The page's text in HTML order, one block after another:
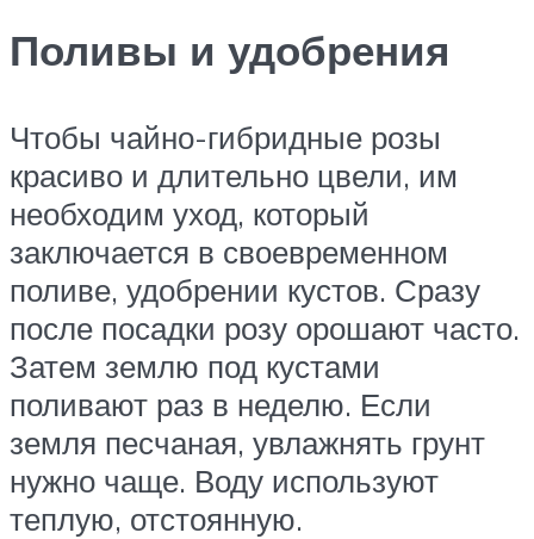
Поливы и удобрения
Чтобы чайно-гибридные розы
красиво и длительно цвели, им
необходим уход, который
заключается в своевременном
поливе, удобрении кустов. Сразу
после посадки розу орошают часто.
Затем землю под кустами
поливают раз в неделю. Если
земля песчаная, увлажнять грунт
нужно чаще. Воду используют
теплую, отстоянную.